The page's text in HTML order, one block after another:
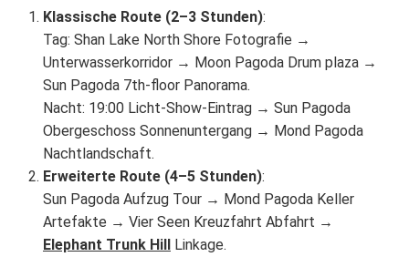
Klassische Route (2–3 Stunden):
Tag: Shan Lake North Shore Fotografie →
Unterwasserkorridor → Moon Pagoda Drum plaza →
Sun Pagoda 7th-floor Panorama.
Nacht: 19:00 Licht-Show-Eintrag → Sun Pagoda
Obergeschoss Sonnenuntergang → Mond Pagoda
Nachtlandschaft.
Erweiterte Route (4–5 Stunden):
Sun Pagoda Aufzug Tour → Mond Pagoda Keller
Artefakte → Vier Seen Kreuzfahrt Abfahrt →
Elephant Trunk Hill Linkage.